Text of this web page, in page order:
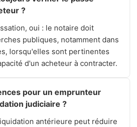
?
oui : le notaire doit
publiques, notamment dans
lorsqu'elles sont pertinentes
d'un acheteur à contracter.
pour un emprunteur
judiciaire ?
antérieure peut réduire